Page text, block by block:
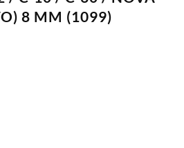
8 MM (1099)